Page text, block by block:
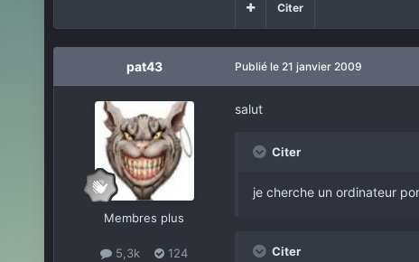
Citer
pat43
Membres plus
5,3k
124
Publié le 21 janvier 2009
salut
Citer
je cherche un ordinateur
Citer